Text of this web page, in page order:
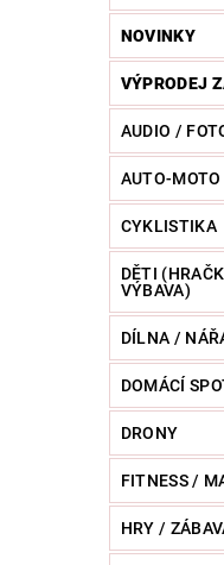
HUDEBNÍ
ZVÍŘATA /
NOVINKY
VÝPRODEJ
AUDIO /
AUTO-MOTO
CYKLISTIKA
DĚTI
VÝBAVA)
DÍLNA /
DOMÁCÍ
DRONY
FITNESS /
HRY /